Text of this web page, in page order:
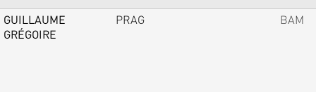
GUILLAUME
GRÉGOIRE
PRAG BAM